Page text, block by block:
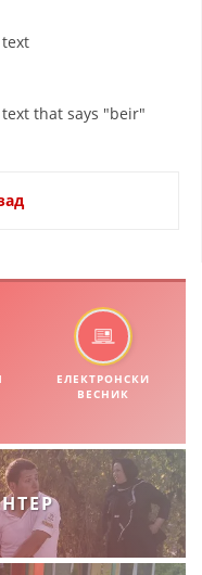
ДЕЈНОСТ
МАТЕРИЈАЛИ
ЕЛЕКТРОНСКИ
ВЕСНИК